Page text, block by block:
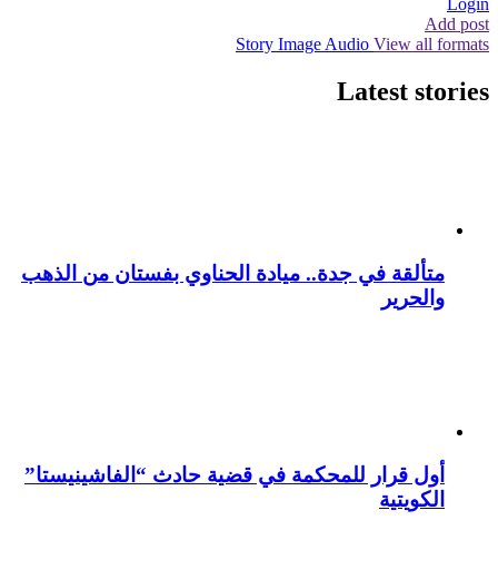
Login
Add post
Story Image Audio View all formats
Latest stories
متألقة في جدة.. ميادة الحناوي بفستان من الذهب
والحرير
أول قرار للمحكمة في قضية حادث “الفاشينيستا”
الكويتية